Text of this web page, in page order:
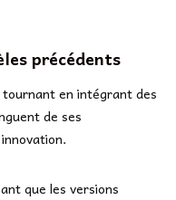
précédents
tournant en intégrant des
de ses
que les versions